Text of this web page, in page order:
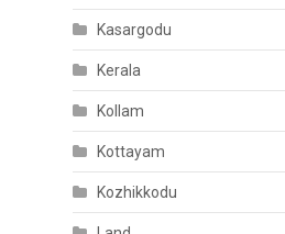
Kasargodu
Kerala
Kollam
Kottayam
Kozhikkodu